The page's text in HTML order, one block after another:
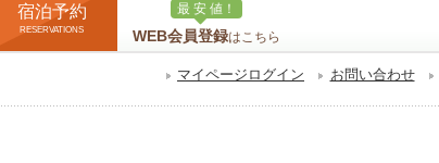
宿泊予約
RESERVATIONS
最 安 値！
WEB会員登録はこちら
マイページログイン お問い合わせ